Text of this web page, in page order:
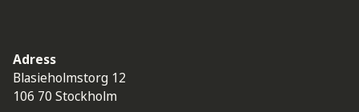
Adress
Blasieholmstorg 12
106 70 Stockholm